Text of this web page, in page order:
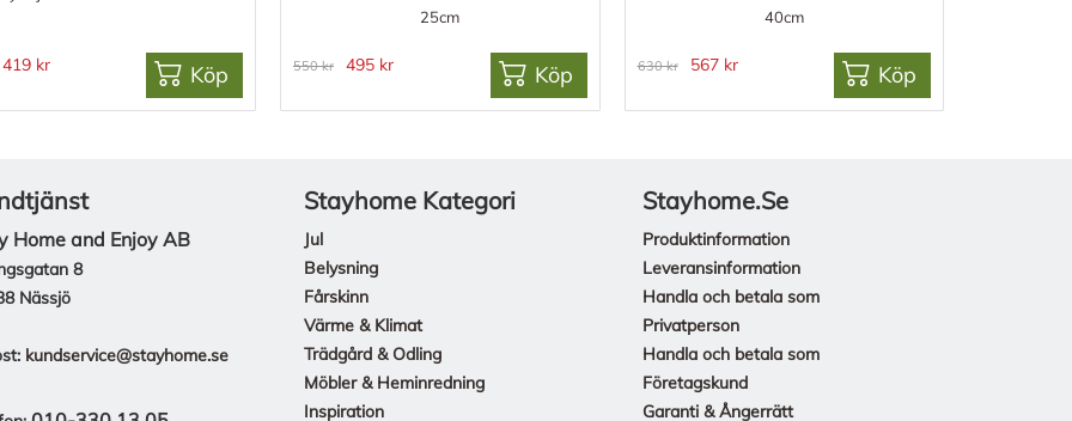
419 kr Köp
25cm
550 kr 495 kr Köp
40cm
630 kr 567 kr Köp
Home and Enjoy AB
8
Nässjö
kundservice@stayhome.se
Stayhome Kategori
Jul
Belysning
Fårskinn
Värme & Klimat
Trädgård & Odling
Möbler & Heminredning
Inspiration
Stayhome.se
Produktinformation
Leveransinformation
Handla och betala som
Privatperson
Handla och betala som
Företagskund
Garanti & Ångerrätt